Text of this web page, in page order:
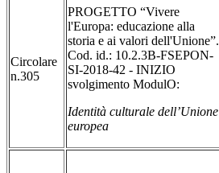
Circolare
n.305
PROGETTO “Vivere
l'Europa: educazione alla
storia e ai valori dell'Unione”.
Cod. id.: 10.2.3B-FSEPON-
SI-2018-42 - INIZIO
svolgimento ModulO:
Identità culturale dell’Unione
europea